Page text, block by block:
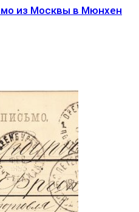
из Москвы в Мюнхен